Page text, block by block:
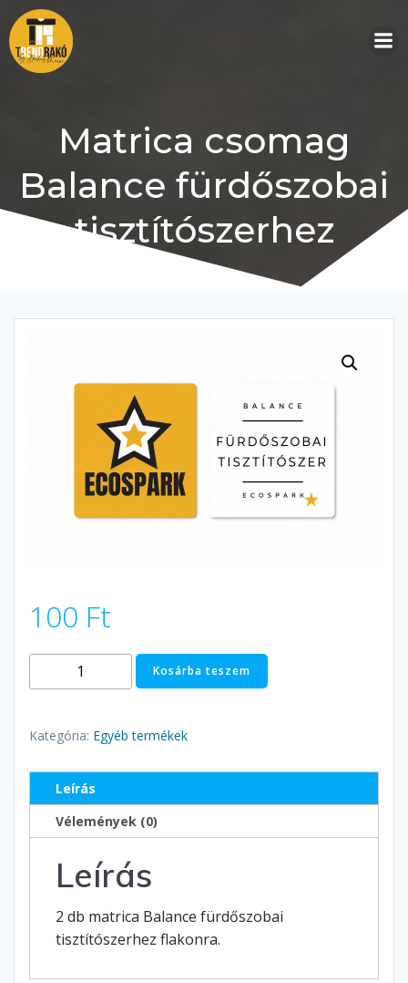
to
content
Matrica csomag
Balance fürdőszobai
tisztítószerhez
100 Ft
Matrica
csomag
fürdőszobai
mennyiség
Kosárba teszem
Kategória: Egyéb termékek
Leírás
Vélemények (0)
Leírás
2 db matrica Balance fürdőszobai
tisztítószerhez flakonra.